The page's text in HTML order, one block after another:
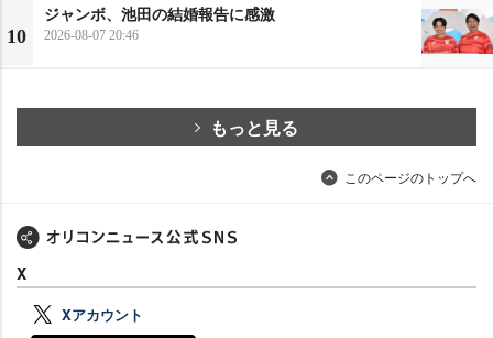
10
ジャンボ、池田の結婚報告に感激
2026-08-07 20:46
もっと見る
このページのトップへ
X
Xアカウント